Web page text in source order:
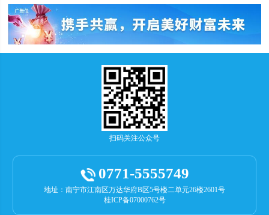
扫码关注公众号
0771-5555749
地址：南宁市江南区万达华府B区5号楼二单元26楼2601号
桂ICP备07000762号